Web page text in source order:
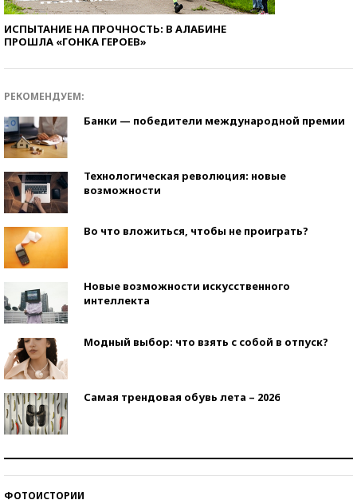
ИСПЫТАНИЕ НА ПРОЧНОСТЬ: В АЛАБИНЕ
ПРОШЛА «ГОНКА ГЕРОЕВ»
РЕКОМЕНДУЕМ:
Банки — победители международной премии
Технологическая революция: новые
возможности
Во что вложиться, чтобы не проиграть?
Новые возможности искусственного
интеллекта
Модный выбор: что взять с собой в отпуск?
Самая трендовая обувь лета – 2026
ФОТОИСТОРИИ